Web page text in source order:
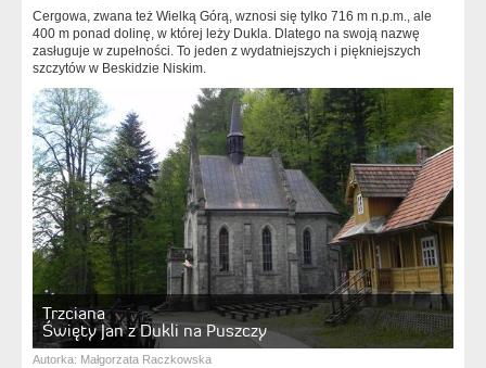
Cergowa, zwana też Wielką Górą, wznosi się tylko 716 m n.p.m., ale
400 m ponad dolinę, w której leży Dukla. Dlatego na swoją nazwę
zasługuje w zupełności. To jeden z wydatniejszych i piękniejszych
szczytów w Beskidzie Niskim.
Trzciana
Święty Jan z Dukli na Puszczy
Autorka: Małgorzata Raczkowska